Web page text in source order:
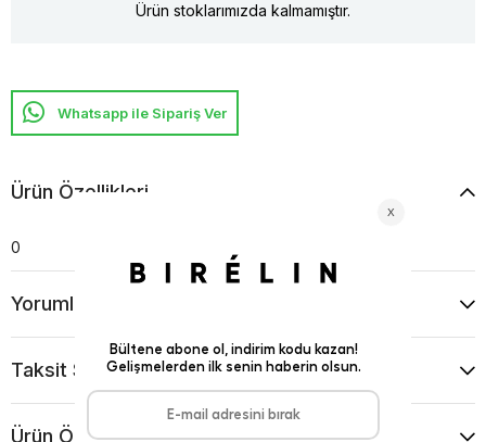
Ürün stoklarımızda kalmamıştır.
Whatsapp ile Sipariş Ver
Ürün Özellikleri
0
Yorumlar
Taksit Seçenekleri
Ürün Önerileri